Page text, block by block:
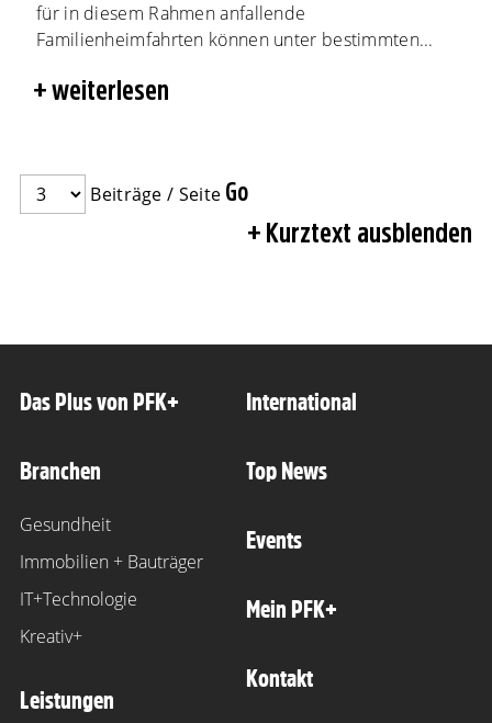
für in diesem Rahmen anfallende
Familienheimfahrten können unter bestimmten...
weiterlesen
Beiträge / Seite
Kurztext ausblenden
Das Plus von PFK+
Branchen
Gesundheit
Immobilien + Bauträger
IT+Technologie
Kreativ+
Leistungen
International
Top News
Events
Mein PFK+
Kontakt